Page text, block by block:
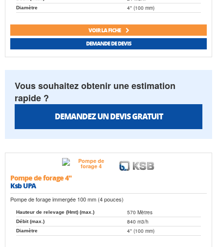
Diamètre 4" (100 mm)
VOIR LA FICHE
DEMANDE DE DEVIS
Vous souhaitez obtenir une estimation
rapide ?
DEMANDEZ UN DEVIS GRATUIT
Pompe de forage 4"
Ksb UPA
Pompe de forage immergée 100 mm (4 pouces)
Hauteur de relevage (Hmt) (max.) 570 Mètres
Débit (max.) 840 m3/h
Diamètre 4" (100 mm)